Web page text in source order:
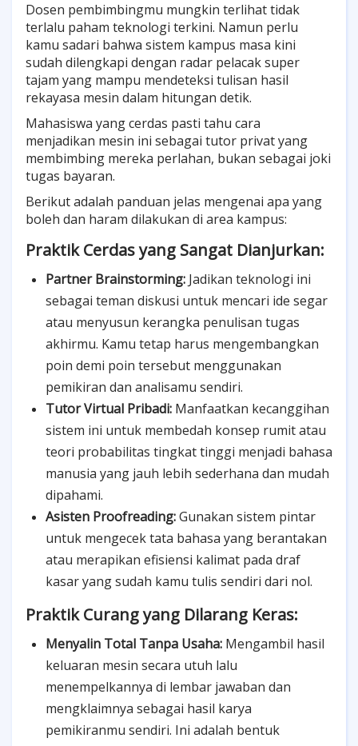
Dosen pembimbingmu mungkin terlihat tidak
terlalu paham teknologi terkini. Namun perlu
kamu sadari bahwa sistem kampus masa kini
sudah dilengkapi dengan radar pelacak super
tajam yang mampu mendeteksi tulisan hasil
rekayasa mesin dalam hitungan detik.
Mahasiswa yang cerdas pasti tahu cara
menjadikan mesin ini sebagai tutor privat yang
membimbing mereka perlahan, bukan sebagai joki
tugas bayaran.
Berikut adalah panduan jelas mengenai apa yang
boleh dan haram dilakukan di area kampus:
Praktik Cerdas yang Sangat Dianjurkan:
Partner Brainstorming: Jadikan teknologi ini
sebagai teman diskusi untuk mencari ide segar
atau menyusun kerangka penulisan tugas
akhirmu. Kamu tetap harus mengembangkan
poin demi poin tersebut menggunakan
pemikiran dan analisamu sendiri.
Tutor Virtual Pribadi: Manfaatkan kecanggihan
sistem ini untuk membedah konsep rumit atau
teori probabilitas tingkat tinggi menjadi bahasa
manusia yang jauh lebih sederhana dan mudah
dipahami.
Asisten Proofreading:Gunakan sistem pintar
untuk mengecek tata bahasa yang berantakan
atau merapikan efisiensi kalimat pada draf
kasar yang sudah kamu tulis sendiri dari nol.
Praktik Curang yang Dilarang Keras:
Menyalin Total Tanpa Usaha: Mengambil hasil
keluaran mesin secara utuh lalu
menempelkannya di lembar jawaban dan
mengklaimnya sebagai hasil karya
pemikiranmu sendiri. Ini adalah bentuk